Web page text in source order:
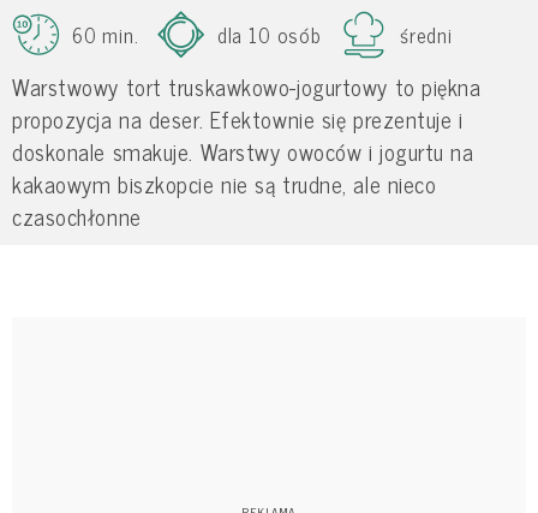
60 min.
dla 10 osób średni
Warstwowy tort truskawkowo-jogurtowy to piękna
propozycja na deser. Efektownie się prezentuje i
doskonale smakuje. Warstwy owoców i jogurtu na
kakaowym biszkopcie nie są trudne, ale nieco
czasochłonne